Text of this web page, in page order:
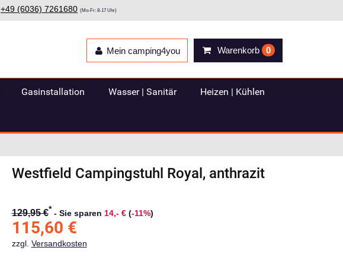
+49 (6036) 7261680 (Mo-Fr: 8-17 Uhr)
Warenkorb 0
Mein camping4you
Gasinstallation Wasser | Sanitär Heizen | Kühlen
Westfield Campingstuhl Royal, anthrazit
129,95 €* - Sie sparen 14,- €(-11%)
115,60 €
zzgl. Versandkosten